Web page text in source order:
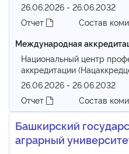
26.06.2026 - 26.06.2032
Отчет
Состав
Международная
Национальный центр
аккредитации
26.06.2026 - 26.06.2032
Отчет
Состав
Башкирский
аграрный